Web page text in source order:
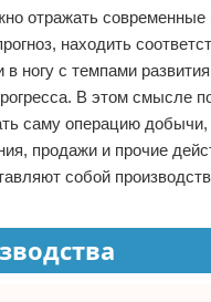
отражать современные
находить
в ногу с темпами
В этом смысле
саму операцию добычи,
продажи и прочие
собой